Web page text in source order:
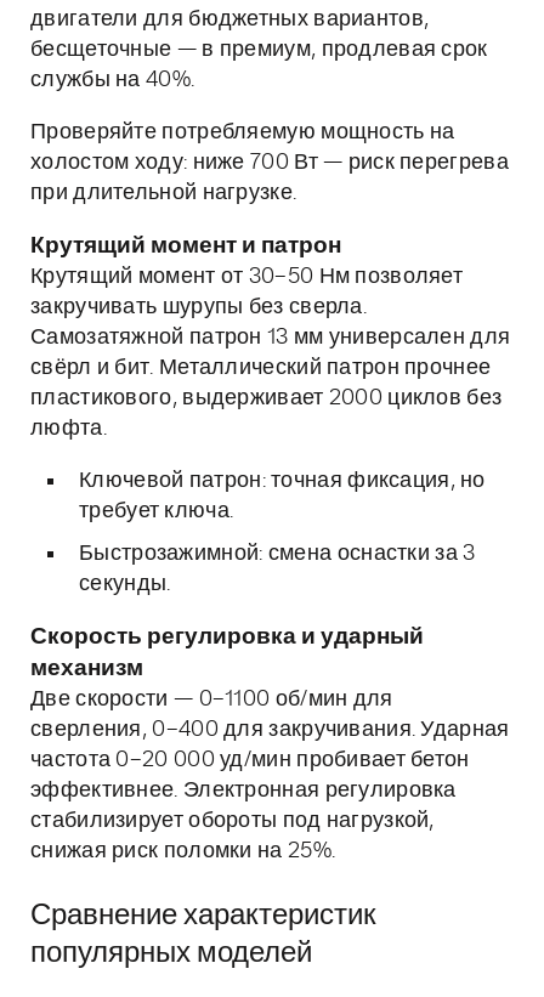
двигатели для бюджетных вариантов,
бесщеточные — в премиум, продлевая срок
службы на 40%.
Проверяйте потребляемую мощность на
холостом ходу: ниже 700 Вт — риск перегрева
при длительной нагрузке.
Крутящий момент и патрон
Крутящий момент от 30–50 Нм позволяет
закручивать шурупы без сверла.
Самозатяжной патрон 13 мм универсален для
свёрл и бит. Металлический патрон прочнее
пластикового, выдерживает 2000 циклов без
люфта.
Ключевой патрон: точная фиксация, но
требует ключа.
Быстрозажимной: смена оснастки за 3
секунды.
Скорость регулировка и ударный
механизм
Две скорости — 0–1100 об/мин для
сверления, 0–400 для закручивания. Ударная
частота 0–20 000 уд/мин пробивает бетон
эффективнее. Электронная регулировка
стабилизирует обороты под нагрузкой,
снижая риск поломки на 25%.
Сравнение характеристик
популярных моделей